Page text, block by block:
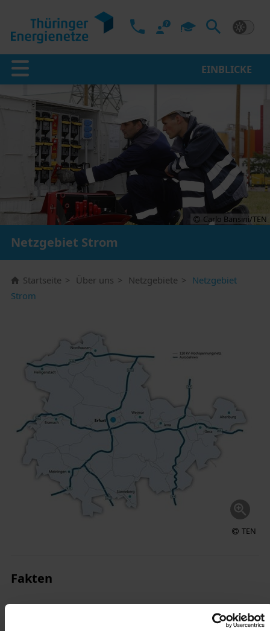
EINBLICKE
Carlo Bansini/TEN
Netzgebiet Strom
Startseite Über uns Netzgebiete
Netzgebiet
Strom
TEN
Fakten
Wir haben für Sie die wichtigsten Daten rund um das